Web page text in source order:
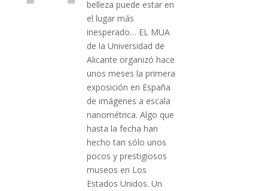
belleza puede estar en
el lugar más
inesperado… EL MUA
de la Universidad de
Alicante organizó hace
unos meses la primera
exposición en España
de imágenes a escala
nanométrica. Algo que
hasta la fecha han
hecho tan sólo unos
pocos y prestigiosos
museos en Los
Estados Unidos. Un